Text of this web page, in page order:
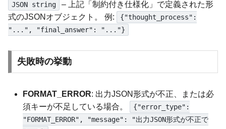
JSON string
– 上記「制約付き仕様化」で定義された形
式のJSONオブジェクト。 例:
{"thought_process":
"...", "final_answer": "..."}
失敗時の挙動
FORMAT_ERROR: 出力JSON形式が不正、または必
須キーが不足している場合。
{"error_type":
"FORMAT_ERROR", "message": "出力JSON形式が不正で